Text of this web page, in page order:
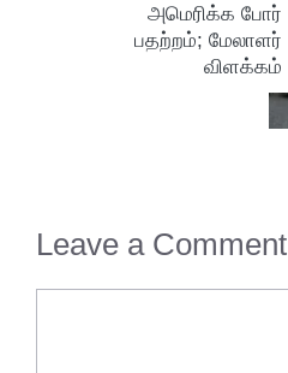
அமெரிக்க போர்
பதற்றம்; மேலாளர்
விளக்கம்
Leave a Comment